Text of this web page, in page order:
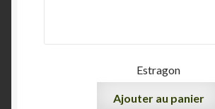
Estragon
Ajouter au panier